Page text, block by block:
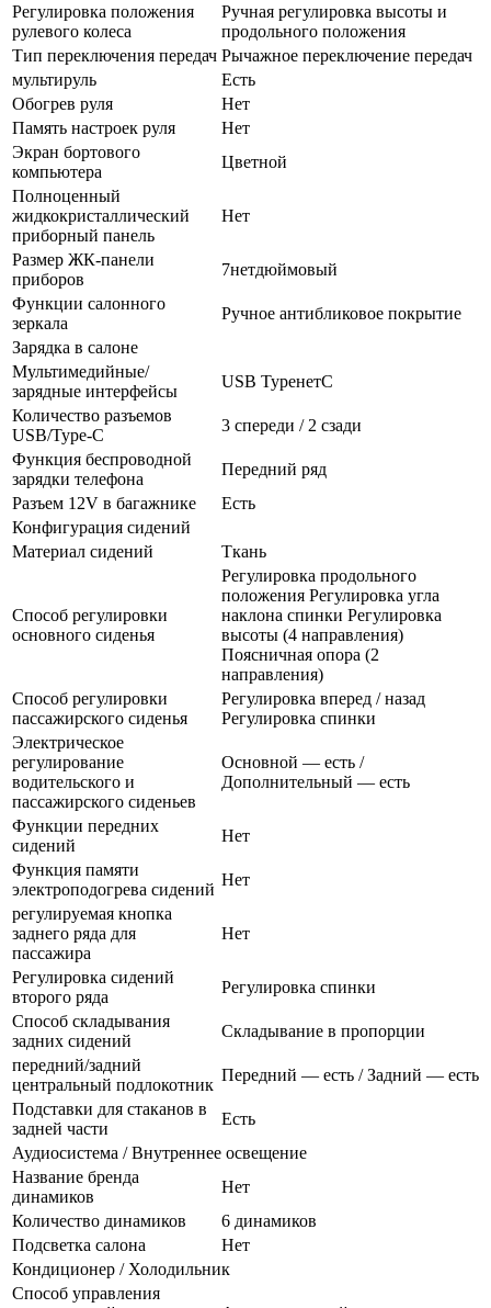
Регулировка положения
рулевого колеса
Ручная регулировка высоты и
продольного положения
Тип переключения передач Рычажное переключение передач
мультируль
Есть
Обогрев руля
Нет
Память настроек руля
Нет
Экран бортового
компьютера
Цветной
Полноценный
жидкокристаллический
приборный панель
Нет
Размер ЖК-панели
приборов
7нетдюймовый
Функции салонного
зеркала
Ручное антибликовое покрытие
Зарядка в салоне
Мультимедийные/
зарядные интерфейсы
USB TypeнетC
Количество разъемов
USB/Type-C
3 спереди / 2 сзади
Функция беспроводной
зарядки телефона
Передний ряд
Разъем 12V в багажнике
Есть
Конфигурация сидений
Материал сидений
Ткань
Способ регулировки
основного сиденья
Регулировка продольного
положения Регулировка угла
наклона спинки Регулировка
высоты (4 направления)
Поясничная опора (2
направления)
Способ регулировки
пассажирского сиденья
Регулировка вперед / назад
Регулировка спинки
Электрическое
регулирование
водительского и
пассажирского сиденьев
Основной — есть /
Дополнительный — есть
Функции передних
сидений
Нет
Функция памяти
электроподогрева сидений
Нет
регулируемая кнопка
заднего ряда для
пассажира
Нет
Регулировка сидений
второго ряда
Регулировка спинки
Способ складывания
задних сидений
Складывание в пропорции
передний/задний
центральный подлокотник
Передний — есть / Задний — есть
Подставки для стаканов в
задней части
Есть
Аудиосистема / Внутреннее освещение
Название бренда
динамиков
Нет
Количество динамиков
6 динамиков
Подсветка салона
Нет
Кондиционер / Холодильник
Способ управления